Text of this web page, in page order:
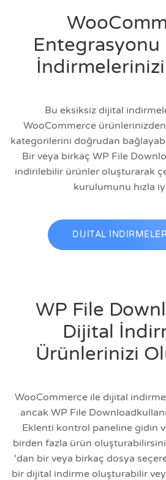
Entegrasyonu
Bu eksiksiz dijital
WooCommerce
kategorilerini doğrudan
Bir veya birkaç WP File
indirilebilir ürünler oluşturarak
kurulumunu hızla
DİJİTAL
WP File
Dijital
Ürünlerinizi
WooCommerce ile dijital
ancak WP File
Eklenti kontrol paneline gidin
birden fazla ürün
'dan bir veya birkaç dosya
bir dijital indirme oluşturabilir